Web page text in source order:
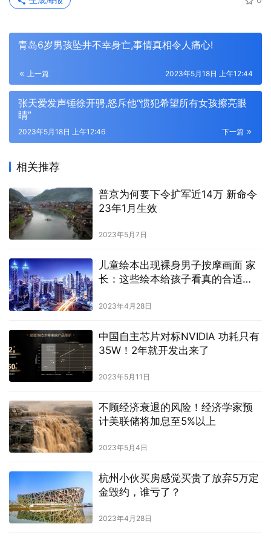
青岛6岁男孩坠井不幸身亡,事情真相令人痛心!
上一篇 2023年5月18日 上午12:44
张天爱发声锤徐开骋,怒斥他“惯犯希望所有女孩擦亮眼
睛”
下一篇
2023年5月18日 上午12:46
相关推荐
普京为何要下令扩军近14万 新命令
23年1月生效
2023年5月7日
儿童绘本出现裸身男子按摩画面 家
长：这些绘本给孩子看真的合适
2023年4月28日
中国自主芯片对标NVIDIA 功耗只有
35W！2年就开发出来了
2023年5月11日
不顾经济衰退的风险！经济学家预
计美联储将加息至5%以上
2023年5月4日
杭州小伙买房感觉买贵了放弃5万定
金毁约，谁亏了？
2023年4月28日